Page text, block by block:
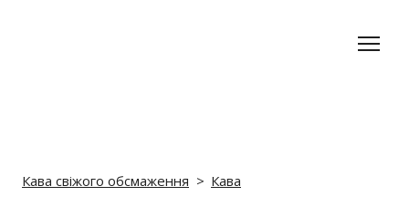
Кава свіжого обсмаження Кава